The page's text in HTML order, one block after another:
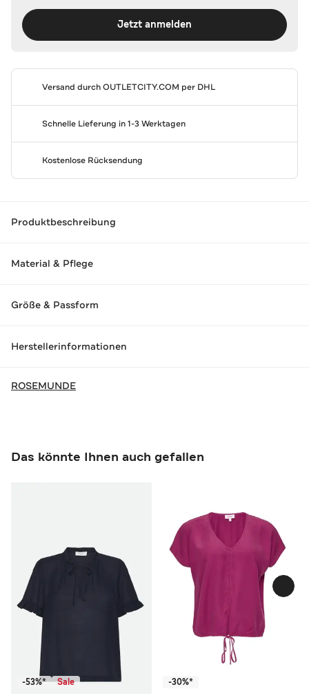
Jetzt anmelden
Versand durchOUTLETCITY.COM per DHL
Schnelle Lieferung in 1-3 Werktagen
Kostenlose Rücksendung
Produktbeschreibung
Material & Pflege
Größe & Passform
Herstellerinformationen
ROSEMUNDE
Das könnte Ihnen auch gefallen
-53%* Sale -30%*